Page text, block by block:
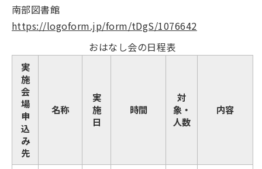
南部図書館
https://logoform.jp/form/tDgS/1076642
おはなし会の日程表
実
施
会
場
申
込
み
先
名称
実
施
日
時間
対
象・
人数
内容